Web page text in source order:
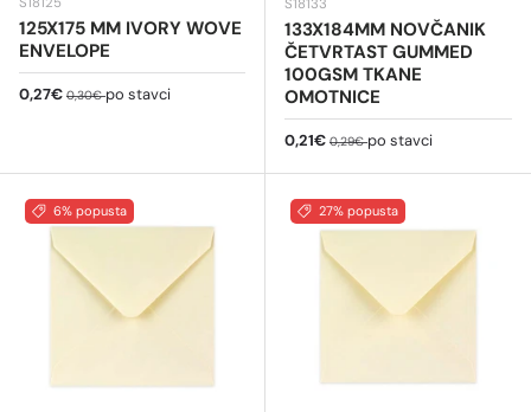
125X175 MM IVORY WOVE
ENVELOPE
Cijena na sniženju
0,27€ Redovna cijena
0,30€po stavci
S18133
133X184MM NOVČANIK
ČETVRTAST GUMMED
100GSM TKANE
OMOTNICE
Cijena na sniženju
0,21€ Redovna cijena
0,29€po stavci
6% popusta 27% popusta